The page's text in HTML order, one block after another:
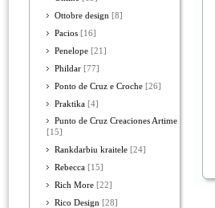
Ottobre design [8]
Pacios [16]
Penelope [21]
Phildar [77]
Ponto de Cruz e Croche [26]
Praktika [4]
Punto de Cruz Creaciones Artime
[15]
Rankdarbiu kraitele [24]
Rebecca [15]
Rich More [22]
Rico Design [28]